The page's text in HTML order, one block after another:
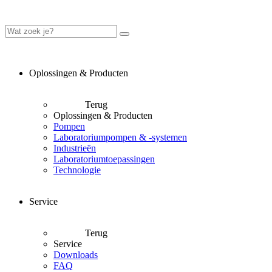
Oplossingen & Producten
Terug
Oplossingen & Producten
Pompen
Laboratoriumpompen & -systemen
Industrieën
Laboratoriumtoepassingen
Technologie
Service
Terug
Service
Downloads
FAQ